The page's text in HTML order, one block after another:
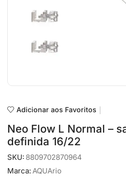
Adicionar aos Favoritos
Neo Flow L Normal –
definida 16/22
SKU: 8809702870964
Marca: AQUArio